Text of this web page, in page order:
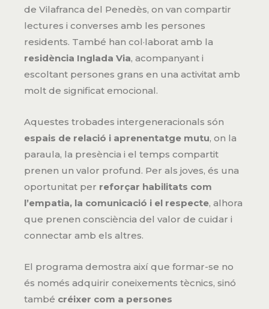
de Vilafranca del Penedès, on van compartir
lectures i converses amb les persones
residents. També han col·laborat amb la
residència Inglada Via, acompanyant i
escoltant persones grans en una activitat amb
molt de significat emocional.
Aquestes trobades intergeneracionals són
espais de relació i aprenentatge mutu, on la
paraula, la presència i el temps compartit
prenen un valor profund. Per als joves, és una
oportunitat per reforçar habilitats com
l’empatia, la comunicació i el respecte, alhora
que prenen consciència del valor de cuidar i
connectar amb els altres.
El programa demostra així que formar-se no
és només adquirir coneixements tècnics, sinó
també créixer com a persones